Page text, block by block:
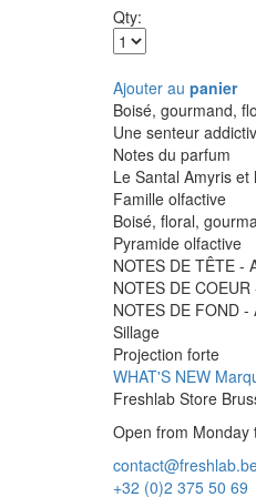
Qty:
Ajouter au panier
Boisé, gourmand,
Une senteur
Notes du parfum
Le Santal Amyris
Famille olfactive
Boisé, floral,
Pyramide olfactive
NOTES DE TÊTE -
NOTES DE
NOTES DE FOND
Sillage
Projection forte
WHAT'S NEW
Freshlab Store
Open from Monday
+32 (0)2 375 50 69